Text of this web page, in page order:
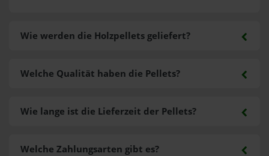
Wie werden die Holzpellets geliefert?
Welche Zahlungsarten gibt es?
Welche Qualität haben die Pellets?
Wie lange ist die Lieferzeit der Pellets?